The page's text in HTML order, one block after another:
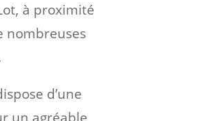
à proximité
nombreuses
d’une